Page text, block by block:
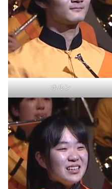
ホルン